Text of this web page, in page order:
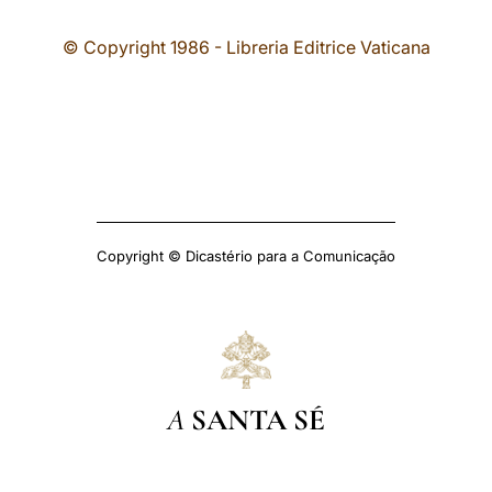
© Copyright 1986 - Libreria Editrice Vaticana
Copyright © Dicastério para a Comunicação
A SANTA SÉ